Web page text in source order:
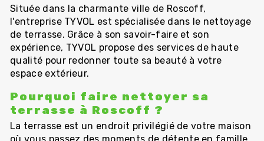
Située dans la charmante ville de Roscoff,
l'entreprise TYVOL est spécialisée dans le nettoyage
de terrasse. Grâce à son savoir-faire et son
expérience, TYVOL propose des services de haute
qualité pour redonner toute sa beauté à votre
espace extérieur.
Pourquoi faire nettoyer sa
terrasse à Roscoff ?
La terrasse est un endroit privilégié de votre maison
où vous passez des moments de détente en famille